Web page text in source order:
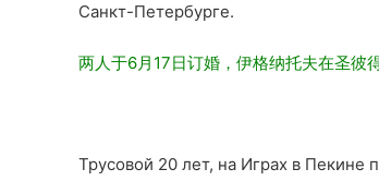
Санкт-Петербурге.
两人于6月17日订婚，伊格纳托夫在圣彼
Трусовой 20 лет, на Играх в Пекине